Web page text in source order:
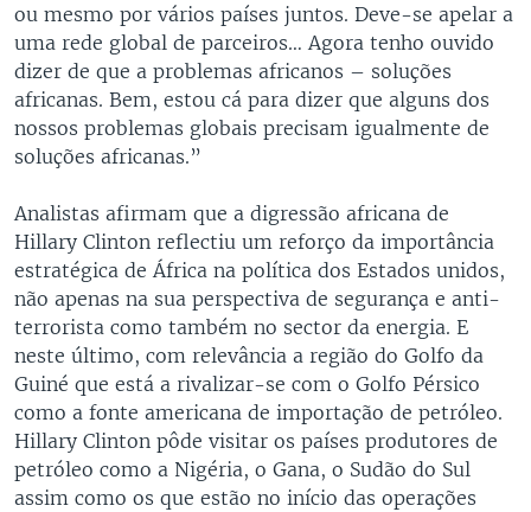
ou mesmo por vários países juntos. Deve-se apelar a
uma rede global de parceiros… Agora tenho ouvido
dizer de que a problemas africanos – soluções
africanas. Bem, estou cá para dizer que alguns dos
nossos problemas globais precisam igualmente de
soluções africanas.”
Analistas afirmam que a digressão africana de
Hillary Clinton reflectiu um reforço da importância
estratégica de África na política dos Estados unidos,
não apenas na sua perspectiva de segurança e anti-
terrorista como também no sector da energia. E
neste último, com relevância a região do Golfo da
Guiné que está a rivalizar-se com o Golfo Pérsico
como a fonte americana de importação de petróleo.
Hillary Clinton pôde visitar os países produtores de
petróleo como a Nigéria, o Gana, o Sudão do Sul
assim como os que estão no início das operações